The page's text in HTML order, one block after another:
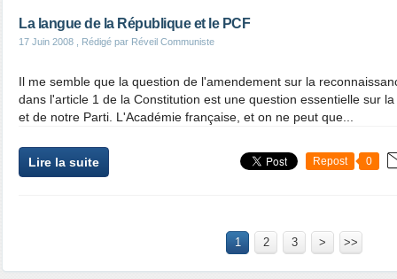
La langue de la République et le PCF
17 Juin 2008 , Rédigé par Réveil Communiste
Il me semble que la question de l'amendement sur la
dans l'article 1 de la Constitution est une question essentielle sur
et de notre Parti. L'Académie française, et on ne peut que...
Lire la suite Repost 0
1 2 3 > >>